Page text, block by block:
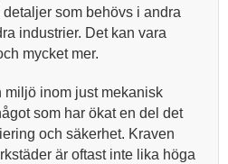
som behövs i andra
industrier. Det kan vara
mycket mer.
miljö inom just mekanisk
som har ökat en del det
och säkerhet. Kraven
är oftast inte lika höga